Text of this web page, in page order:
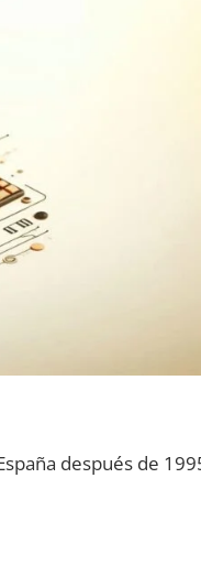
después dе